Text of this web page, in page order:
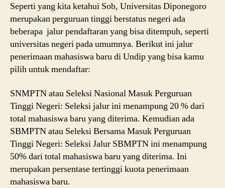
Seperti yang kita ketahui Sob, Universitas Diponegoro
merupakan perguruan tinggi berstatus negeri ada
beberapa jalur pendaftaran yang bisa ditempuh, seperti
universitas negeri pada umumnya. Berikut ini jalur
penerimaan mahasiswa baru di Undip yang bisa kamu
pilih untuk mendaftar:
SNMPTN atau Seleksi Nasional Masuk Perguruan
Tinggi Negeri: Seleksi jalur ini menampung 20 % dari
total mahasiswa baru yang diterima. Kemudian ada
SBMPTN atau Seleksi Bersama Masuk Perguruan
Tinggi Negeri: Seleksi Jalur SBMPTN ini menampung
50% dari total mahasiswa baru yang diterima. Ini
merupakan persentase tertinggi kuota penerimaan
mahasiswa baru.